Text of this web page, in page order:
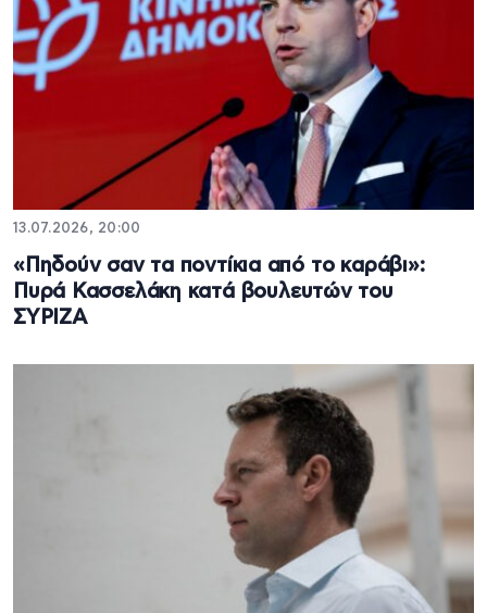
13.07.2026, 20:00
«Πηδούν σαν τα ποντίκια από το καράβι»:
Πυρά Κασσελάκη κατά βουλευτών του
ΣΥΡΙΖΑ